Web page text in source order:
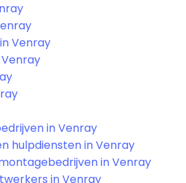
Venray
in Venray
hulpdiensten in Venray
in Venray
in Venray